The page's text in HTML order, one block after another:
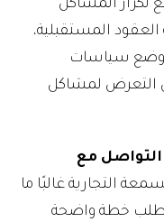
تكرار المشاكل
المستقبلية،
سياسات
التعرض لمشاكل
التواصل مع
التجارية غالبًا ما
يتطلب خطة واضحة